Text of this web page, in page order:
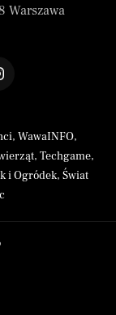
Warszawa
, WawaINFO,
, Techgame,
i Ogródek, Świat